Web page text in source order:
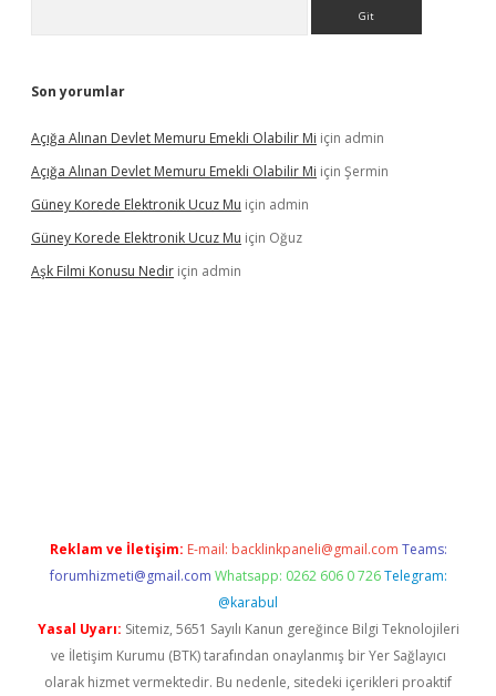
Son yorumlar
Açığa Alınan Devlet Memuru Emekli Olabilir Mi için admin
Açığa Alınan Devlet Memuru Emekli Olabilir Mi için Şermin
Güney Korede Elektronik Ucuz Mu için admin
Güney Korede Elektronik Ucuz Mu için Oğuz
Aşk Filmi Konusu Nedir için admin
Reklam ve İletişim: E-mail: backlinkpaneli@gmail.com Teams:
forumhizmeti@gmail.com Whatsapp: 0262 606 0 726 Telegram:
@karabul
Yasal Uyarı: Sitemiz, 5651 Sayılı Kanun gereğince Bilgi Teknolojileri
ve İletişim Kurumu (BTK) tarafından onaylanmış bir Yer Sağlayıcı
olarak hizmet vermektedir. Bu nedenle, sitedeki içerikleri proaktif